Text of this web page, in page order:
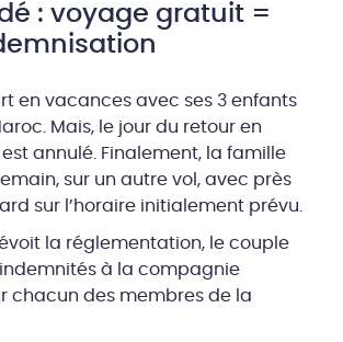
: voyage gratuit =
en vacances avec ses 3 enfants
Mais, le jour du retour en
est annulé. Finalement, la famille
sur un autre vol, avec près
sur l’horaire initialement prévu.
la réglementation, le couple
à la compagnie
chacun des membres de la